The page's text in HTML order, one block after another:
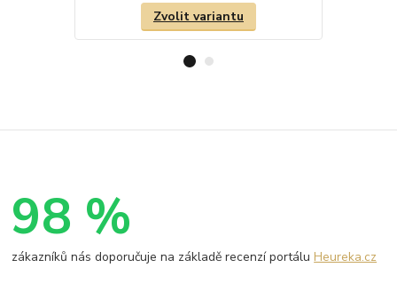
Zvolit variantu
98 %
zákazníků nás doporučuje na základě recenzí portáluHeureka.cz